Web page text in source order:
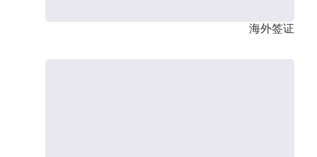
海外签证